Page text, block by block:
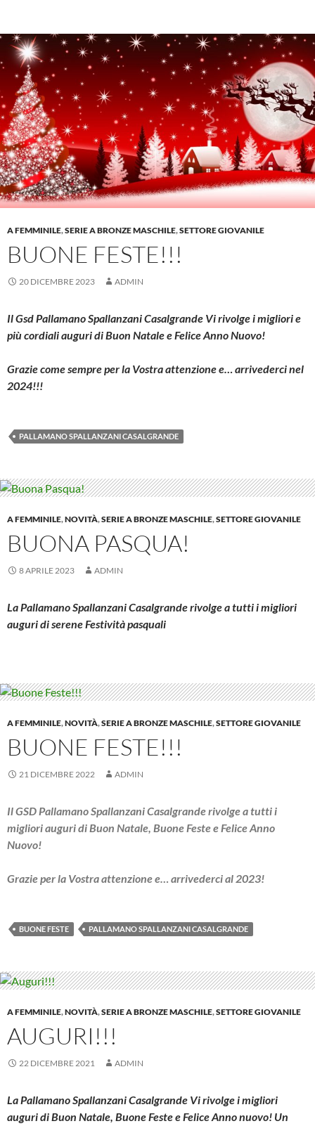
A FEMMINILE,SERIE A BRONZE MASCHILE,SETTORE GIOVANILE
BUONE FESTE!!!
20 DICEMBRE 2023 ADMIN
Il Gsd Pallamano Spallanzani Casalgrande Vi rivolge i migliori e
più cordiali auguri di Buon Natale e Felice Anno Nuovo!
Grazie come sempre per la Vostra attenzione e… arrivederci nel
2024!!!
PALLAMANO SPALLANZANI CASALGRANDE
A FEMMINILE,NOVITÀ,SERIE A BRONZE MASCHILE,SETTORE GIOVANILE
BUONA PASQUA!
8 APRILE 2023 ADMIN
La Pallamano Spallanzani Casalgrande rivolge a tutti i migliori
auguri di serene Festività pasquali
A FEMMINILE,NOVITÀ,SERIE A BRONZE MASCHILE,SETTORE GIOVANILE
BUONE FESTE!!!
21 DICEMBRE 2022 ADMIN
Il GSD Pallamano Spallanzani Casalgrande rivolge a tutti i
migliori auguri di Buon Natale, Buone Feste e Felice Anno
Nuovo!
Grazie per la Vostra attenzione e… arrivederci al 2023!
BUONE FESTE PALLAMANO SPALLANZANI CASALGRANDE
A FEMMINILE,NOVITÀ,SERIE A BRONZE MASCHILE,SETTORE GIOVANILE
AUGURI!!!
22 DICEMBRE 2021 ADMIN
La Pallamano Spallanzani Casalgrande Vi rivolge i migliori
auguri di Buon Natale, Buone Feste e Felice Anno nuovo! Un